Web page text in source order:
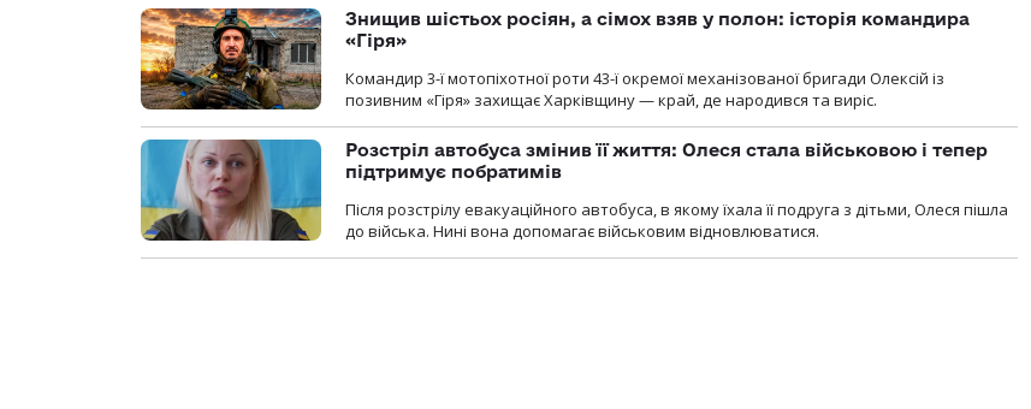
Знищив шістьох росіян, а сімох взяв у полон: історія командира
«Гіря»
Командир 3-ї мотопіхотної роти 43-ї окремої механізованої бригади Олексій із
позивним «Гіря» захищає Харківщину — край, де народився та виріс.
Розстріл автобуса змінив її життя: Олеся стала військовою і тепер
підтримує побратимів
Після розстрілу евакуаційного автобуса, в якому їхала її подруга з дітьми, Олеся пішла
до війська. Нині вона допомагає військовим відновлюватися.